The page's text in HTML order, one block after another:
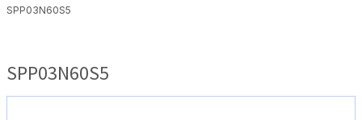
SPP03N60S5
SPP03N60S5